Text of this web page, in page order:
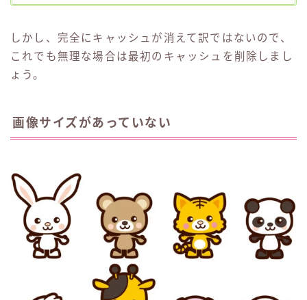
しかし、完全にキャッシュが消えて訳ではないので、
これでも無理な場合は最初のキャッシュを削除しまし
ょう。
画像サイズがあっていない